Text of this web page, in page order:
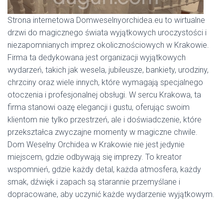
Strona internetowa Domweselnyorchidea.eu to wirtualne
drzwi do magicznego świata wyjątkowych uroczystości i
niezapomnianych imprez okolicznościowych w Krakowie.
Firma ta dedykowana jest organizacji wyjątkowych
wydarzeń, takich jak wesela, jubileusze, bankiety, urodziny,
chrzciny oraz wiele innych, które wymagają specjalnego
otoczenia i profesjonalnej obsługi. W sercu Krakowa, ta
firma stanowi oazę elegancji i gustu, oferując swoim
klientom nie tylko przestrzeń, ale i doświadczenie, które
przekształca zwyczajne momenty w magiczne chwile.
Dom Weselny Orchidea w Krakowie nie jest jedynie
miejscem, gdzie odbywają się imprezy. To kreator
wspomnień, gdzie każdy detal, każda atmosfera, każdy
smak, dźwięk i zapach są starannie przemyślane i
dopracowane, aby uczynić każde wydarzenie wyjątkowym.